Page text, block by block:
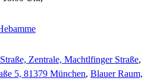
Zentrale, Machtlfinger Straße,
5, 81379 München, Blauer Raum,